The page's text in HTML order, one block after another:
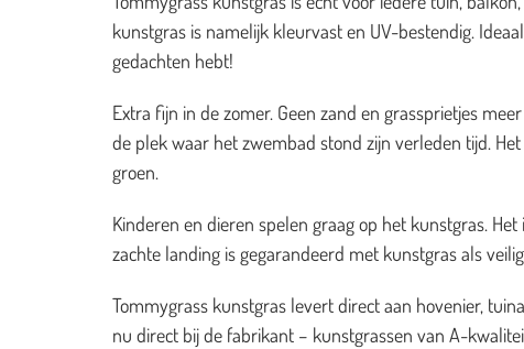
kunstgras is namelijk kleurvast en UV-bestendig.
gedachten hebt!
Extra fijn in de zomer. Geen zand en grassprietjes
de plek waar het zwembad stond zijn verleden tijd.
groen.
Kinderen en dieren spelen graag op het kunstgras.
zachte landing is gegarandeerd met kunstgras als
Tommygrass kunstgras levert direct aan hovenier,
nu direct bij de fabrikant – kunstgrassen van A-